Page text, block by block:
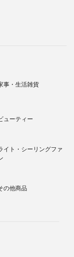
事・生活雑貨
ューティー
イト・シーリングファ
の他商品